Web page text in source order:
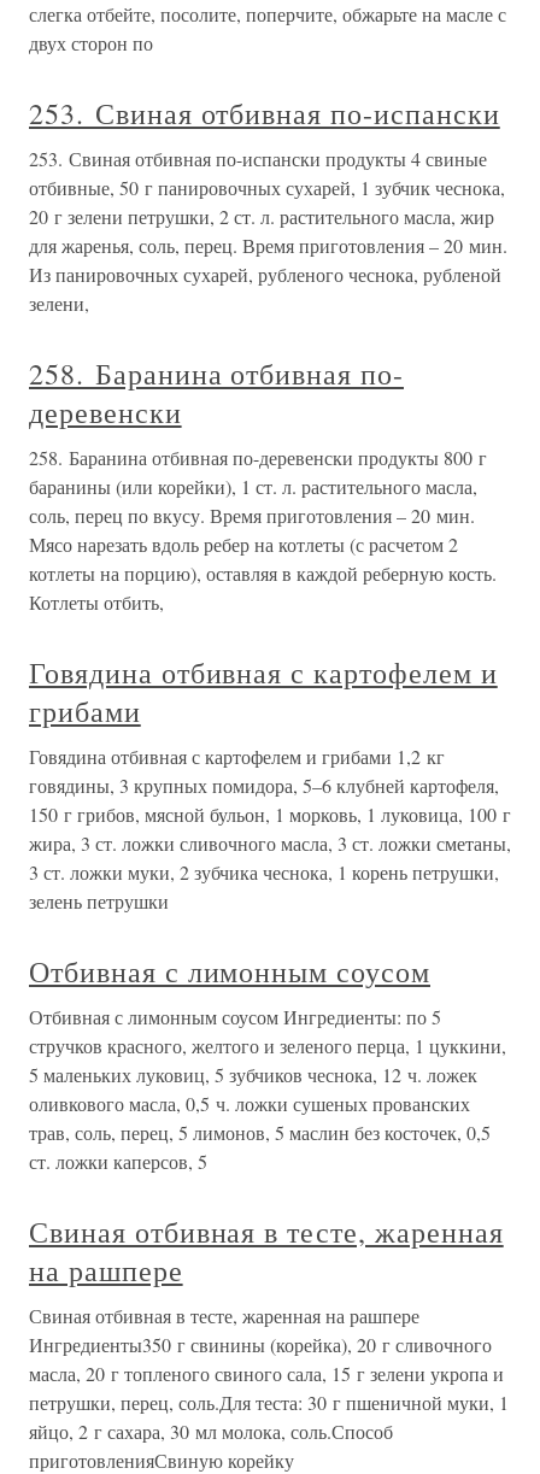
слегка отбейте, посолите, поперчите, обжарьте на масле с
двух сторон по
253. Свиная отбивная по-испански
253. Свиная отбивная по-испански продукты 4 свиные
отбивные, 50 г панировочных сухарей, 1 зубчик чеснока,
20 г зелени петрушки, 2 ст. л. растительного масла, жир
для жаренья, соль, перец. Время приготовления – 20 мин.
Из панировочных сухарей, рубленого чеснока, рубленой
зелени,
258. Баранина отбивная по-
деревенски
258. Баранина отбивная по-деревенски продукты 800 г
баранины (или корейки), 1 ст. л. растительного масла,
соль, перец по вкусу. Время приготовления – 20 мин.
Мясо нарезать вдоль ребер на котлеты (с расчетом 2
котлеты на порцию), оставляя в каждой реберную кость.
Котлеты отбить,
Говядина отбивная с картофелем и
грибами
Говядина отбивная с картофелем и грибами 1,2 кг
говядины, 3 крупных помидора, 5–6 клубней картофеля,
150 г грибов, мясной бульон, 1 морковь, 1 луковица, 100 г
жира, 3 ст. ложки сливочного масла, 3 ст. ложки сметаны,
3 ст. ложки муки, 2 зубчика чеснока, 1 корень петрушки,
зелень петрушки
Отбивная с лимонным соусом
Отбивная с лимонным соусом Ингредиенты: по 5
стручков красного, желтого и зеленого перца, 1 цуккини,
5 маленьких луковиц, 5 зубчиков чеснока, 12 ч. ложек
оливкового масла, 0,5 ч. ложки сушеных прованских
трав, соль, перец, 5 лимонов, 5 маслин без косточек, 0,5
ст. ложки каперсов, 5
Свиная отбивная в тесте, жаренная
на рашпере
Свиная отбивная в тесте, жаренная на рашпере
Ингредиенты350 г свинины (корейка), 20 г сливочного
масла, 20 г топленого свиного сала, 15 г зелени укропа и
петрушки, перец, соль.Для теста: 30 г пшеничной муки, 1
яйцо, 2 г сахара, 30 мл молока, соль.Способ
приготовленияСвиную корейку